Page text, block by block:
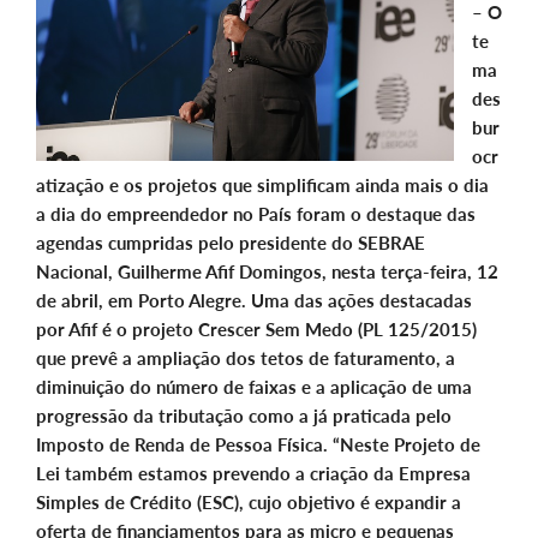
– O
te
ma
des
bur
ocr
atização e os projetos que simplificam ainda mais o dia
a dia do empreendedor no País foram o destaque das
agendas cumpridas pelo presidente do SEBRAE
Nacional, Guilherme Afif Domingos, nesta terça-feira, 12
de abril, em Porto Alegre. Uma das ações destacadas
por Afif é o projeto Crescer Sem Medo (PL 125/2015)
que prevê a ampliação dos tetos de faturamento, a
diminuição do número de faixas e a aplicação de uma
progressão da tributação como a já praticada pelo
Imposto de Renda de Pessoa Física. “Neste Projeto de
Lei também estamos prevendo a criação da Empresa
Simples de Crédito (ESC), cujo objetivo é expandir a
oferta de financiamentos para as micro e pequenas